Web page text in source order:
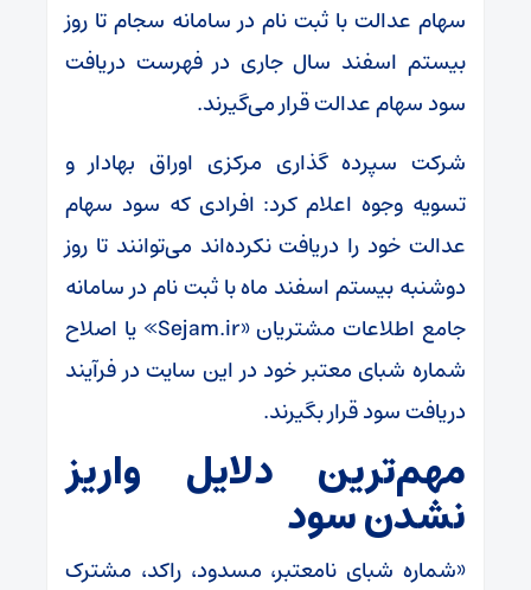
سهام عدالت با ثبت نام در سامانه سجام تا روز
بیستم اسفند سال جاری در فهرست دریافت
سود سهام عدالت قرار می‌گیرند.
شرکت سپرده گذاری مرکزی اوراق بهادار و
تسویه وجوه اعلام کرد: افرادی که سود سهام
عدالت خود را دریافت نکرده‌اند می‌توانند تا روز
دوشنبه بیستم اسفند ماه با ثبت نام در سامانه
جامع اطلاعات مشتریان «Sejam.ir» یا اصلاح
شماره شبای معتبر خود در این سایت در فرآیند
دریافت سود قرار بگیرند.
مهم‌ترین دلایل واریز
نشدن سود
«شماره شبای نامعتبر، مسدود، راکد، مشترک